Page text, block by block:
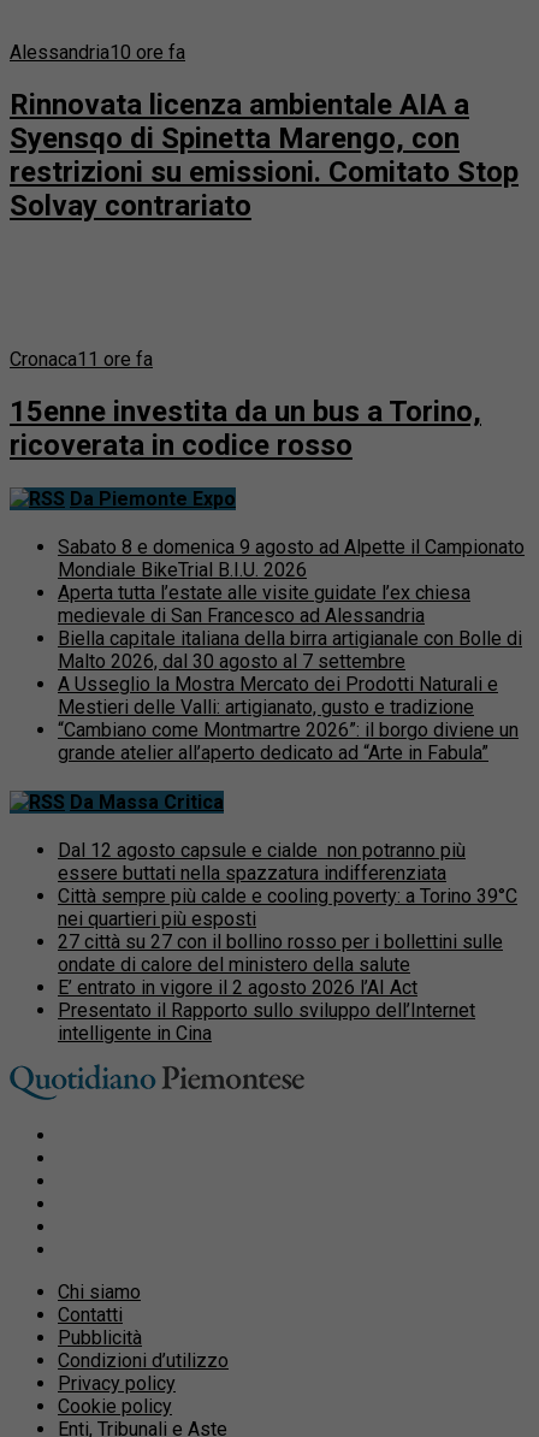
Alessandria10 ore fa
Rinnovata licenza ambientale AIA a
Syensqo di Spinetta Marengo, con
restrizioni su emissioni. Comitato Stop
Solvay contrariato
Cronaca11 ore fa
15enne investita da un bus a Torino,
ricoverata in codice rosso
Da Piemonte Expo
Sabato 8 e domenica 9 agosto ad Alpette il Campionato
Mondiale BikeTrial B.I.U. 2026
Aperta tutta l’estate alle visite guidate l’ex chiesa
medievale di San Francesco ad Alessandria
Biella capitale italiana della birra artigianale con Bolle di
Malto 2026, dal 30 agosto al 7 settembre
A Usseglio la Mostra Mercato dei Prodotti Naturali e
Mestieri delle Valli: artigianato, gusto e tradizione
“Cambiano come Montmartre 2026”: il borgo diviene un
grande atelier all’aperto dedicato ad “Arte in Fabula”
Da Massa Critica
Dal 12 agosto capsule e cialde non potranno più
essere buttati nella spazzatura indifferenziata
Città sempre più calde e cooling poverty: a Torino 39°C
nei quartieri più esposti
27 città su 27 con il bollino rosso per i bollettini sulle
ondate di calore del ministero della salute
E’ entrato in vigore il 2 agosto 2026 l’AI Act
Presentato il Rapporto sullo sviluppo dell’Internet
intelligente in Cina
Chi siamo
Contatti
Pubblicità
Condizioni d’utilizzo
Privacy policy
Cookie policy
Enti, Tribunali e Aste